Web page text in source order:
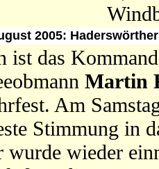
2005:
ist das
Martin
Am
Stimmung in
wurde wieder